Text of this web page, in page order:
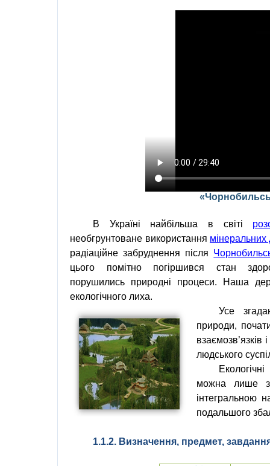
В Україні найбільша в світі
необгрунтоване використання мінеральних
радіаційне забруднення після
цього помітно погіршився стан
порушились природні процеси. Наша
екологічного лиха.
Усе
природи,
взаємозв’язків і
людського
можна лише
інтегральною
подальшого
1.1.2. Визначення, предмет, завдання